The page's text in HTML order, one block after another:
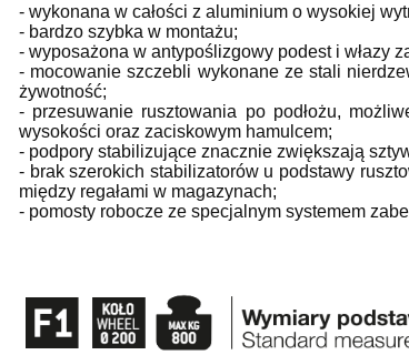
Drabina magazynowa FARAONE
seria CM60 schodki montażowe
4 stopniowe CM4LP - wysokość
rob. 2,98m
2 672,30 zł
Cena regularna:2 969,22 zł
Najniższa cena:2 495,18 zł
- wykonana w całości z aluminium o wysokiej
- bardzo szybka w montażu;
- wyposażona w antypoślizgowy podest i włazy
- mocowanie szczebli wykonane ze stali
żywotność;
- przesuwanie rusztowania po podłożu,
wysokości oraz zaciskowym hamulcem;
- podpory stabilizujące znacznie zwiększają
- brak szerokich stabilizatorów u podstawy
między regałami w magazynach;
- pomosty robocze ze specjalnym systemem